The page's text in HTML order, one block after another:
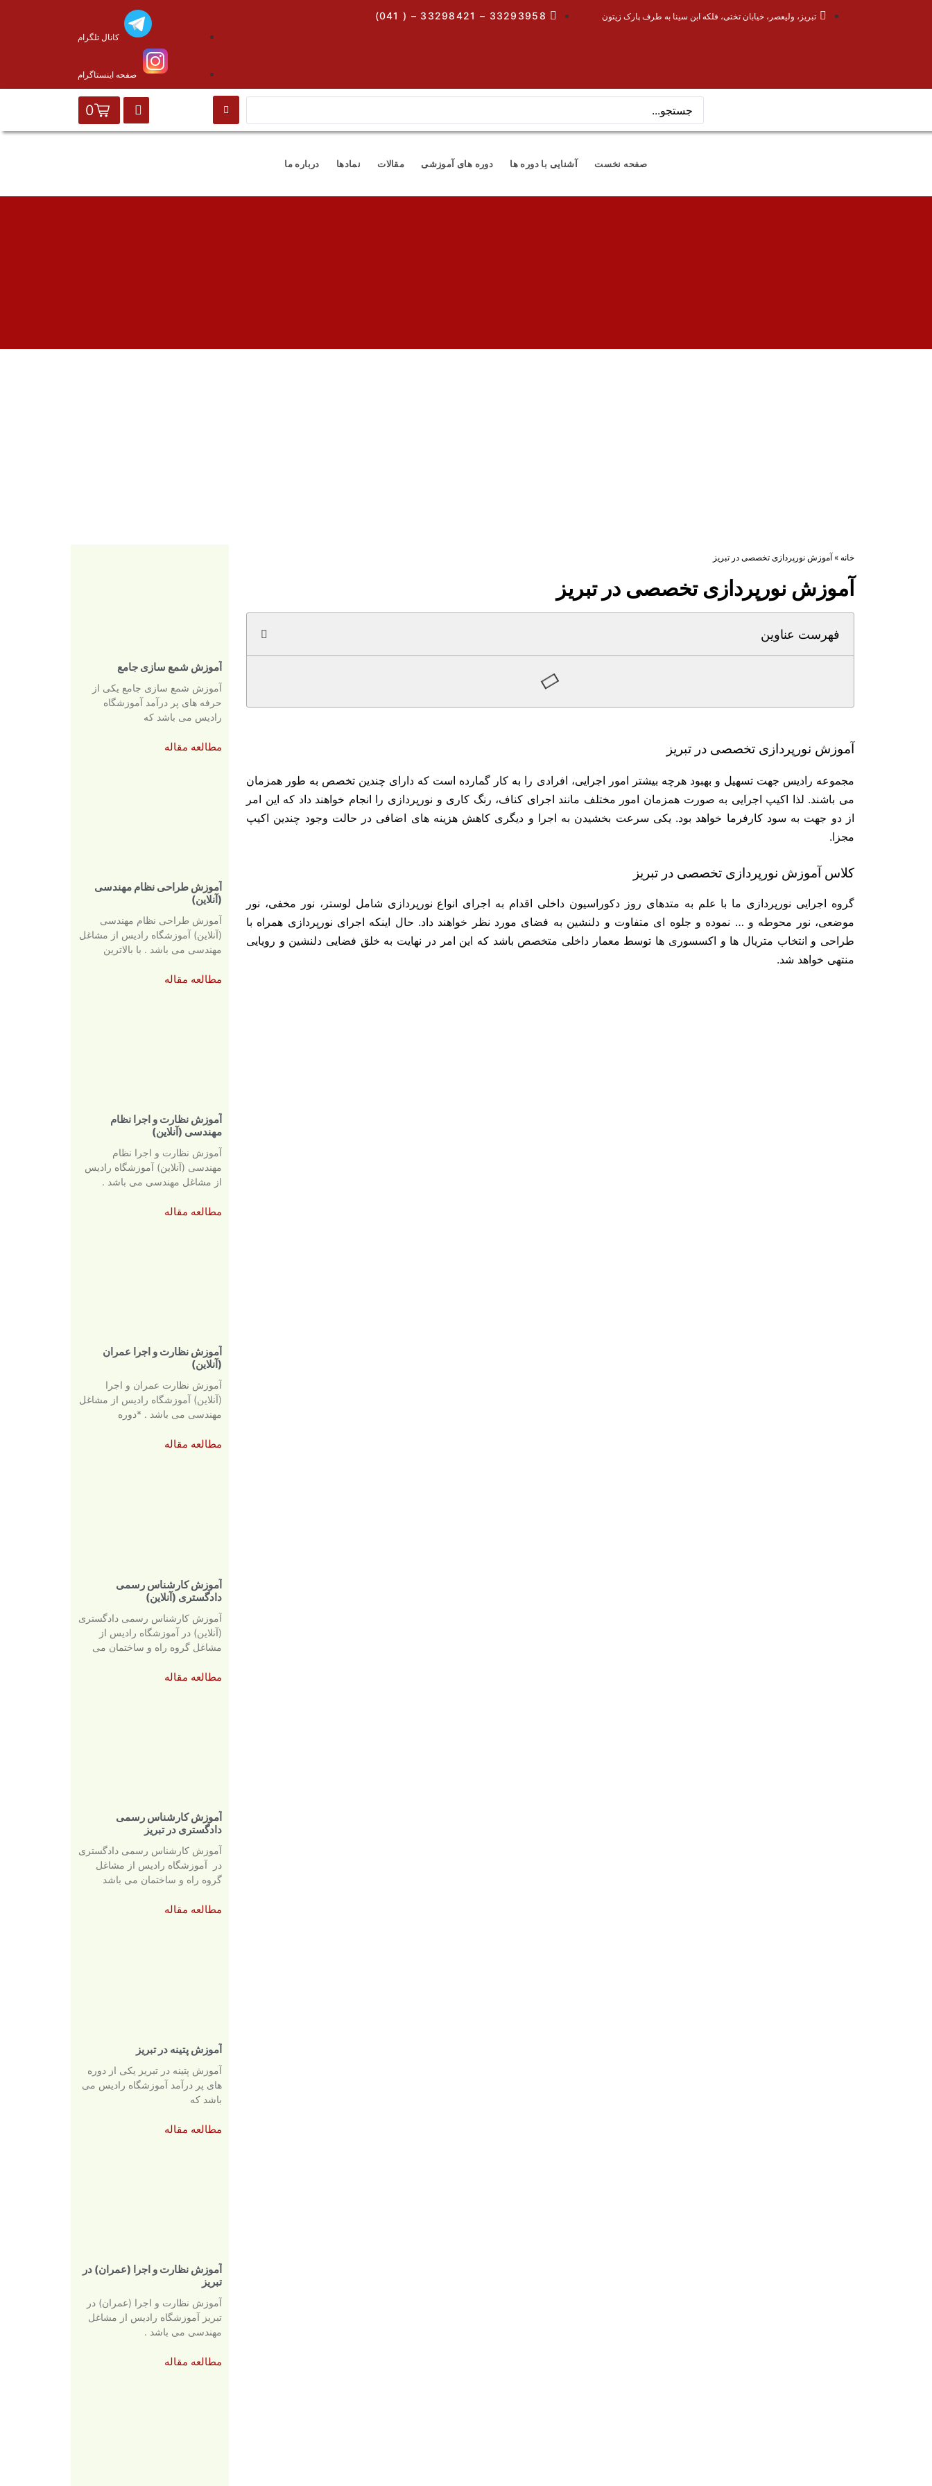
تبریز، ولیعصر، خیابان تختی، فلکه ابن سینا به طرف پارک زیتون 33293958 – 33298421 – ( 041)
کانال تلگرام
صفحه اینستاگرام
0
صفحه نخست آشنایی با دوره ها دوره های آموزشی مقالات نمادها درباره ما
خانه » آموزش نورپردازی تخصصی در تبریز
آموزش نورپردازی تخصصی در تبریز
فهرست عناوین
آموزش نورپردازی تخصصی در تبریز
مجموعه رادیس جهت تسهیل و بهبود هرچه بیشتر امور اجرایی، افرادی را به کار گمارده است که دارای چندین تخصص به طور همزمان
می باشند. لذا اکیپ اجرایی به صورت همزمان امور مختلف مانند اجرای کناف، رنگ کاری و نورپردازی را انجام خواهند داد که این امر
از دو جهت به سود کارفرما خواهد بود. یکی سرعت بخشیدن به اجرا و دیگری کاهش هزینه های اضافی در حالت وجود چندین اکیپ
مجزا.
کلاس آموزش نورپردازی تخصصی در تبریز
گروه اجرایی نورپردازی ما با علم به متدهای روز دکوراسیون داخلی اقدام به اجرای انواع نورپردازی شامل لوستر، نور مخفی، نور
موضعی، نور محوطه و … نموده و جلوه ای متفاوت و دلنشین به فضای مورد نظر خواهند داد. حال اینکه اجرای نورپردازی همراه با
طراحی و انتخاب متریال ها و اکسسوری ها توسط معمار داخلی متخصص باشد که این امر در نهایت به خلق فضایی دلنشین و رویایی
منتهی خواهد شد.
آموزش شمع سازی جامع
آموزش شمع سازی جامع یکی از
حرفه های پر درآمد آموزشگاه
رادیس می باشد که
مطالعه مقاله
آموزش طراحی نظام مهندسی
(آنلاین)
آموزش طراحی نظام مهندسی
(آنلاین) آموزشگاه رادیس از مشاغل
مهندسی می باشد . با بالاترین
مطالعه مقاله
آموزش نظارت و اجرا نظام
مهندسی (آنلاین)
آموزش نظارت و اجرا نظام
مهندسی (آنلاین) آموزشگاه رادیس
از مشاغل مهندسی می باشد .
مطالعه مقاله
آموزش نظارت و اجرا عمران
(آنلاین)
آموزش نظارت عمران و اجرا
(آنلاین) آموزشگاه رادیس از مشاغل
مهندسی می باشد . *دوره
مطالعه مقاله
آموزش کارشناس رسمی
دادگستری (آنلاین)
آموزش کارشناس رسمی دادگستری
(آنلاین) در آموزشگاه رادیس از
مشاغل گروه راه و ساختمان می
مطالعه مقاله
آموزش کارشناس رسمی
دادگستری در تبریز
آموزش کارشناس رسمی دادگستری
در آموزشگاه رادیس از مشاغل
گروه راه و ساختمان می باشد
مطالعه مقاله
آموزش پتینه در تبریز
آموزش پتینه در تبریز یکی از دوره
های پر درآمد آموزشگاه رادیس می
باشد که
مطالعه مقاله
آموزش نظارت و اجرا (عمران) در
تبریز
آموزش نظارت و اجرا (عمران) در
تبریز آموزشگاه رادیس از مشاغل
مهندسی می باشد .
مطالعه مقاله